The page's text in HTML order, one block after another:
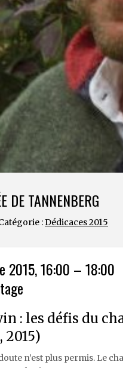
DE TANNENBERG
: Dédicaces 2015
2015, 16:00 – 18:00
: les défis du
2015)
n’est plus permis. Le